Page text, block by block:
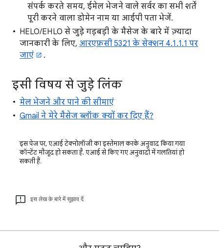
संपर्क करते समय, ईमेल भेजने वाले सर्वर का सभी शर्तें
पूरी करने वाला डोमेन नाम या आईपी पता भेजें.
HELO/EHLO से जुड़े गड़बड़ी के मैसेज के बारे में ज़्यादा
जानकारी के लिए, आरएफ़सी 5321 के सेक्शन 4.1.1.1 पर
जाएं
.
इसी विषय से जुड़े लिंक
मेल भेजने और पाने की सीमाएं
Gmail ने मेरे मैसेज ब्लॉक क्यों कर दिए हैं?
इस पेज पर, एआई टेक्नोलॉजी का इस्तेमाल करके अनुवाद किया गया
कॉन्टेंट मौजूद हो सकता है. एआई से किए गए अनुवादों में गलतियां हो
सकती हैं.
इस लेख के बारे में सुझाव दें